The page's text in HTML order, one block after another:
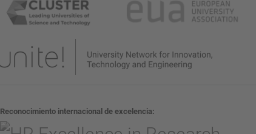
Reconocimiento internacional de excelencia